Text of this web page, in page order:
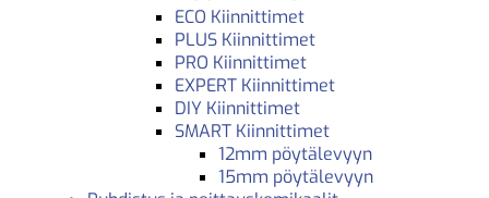
ECO Kiinnittimet
PLUS Kiinnittimet
PRO Kiinnittimet
EXPERT Kiinnittimet
DIY Kiinnittimet
SMART Kiinnittimet
12mm pöytälevyyn
15mm pöytälevyyn